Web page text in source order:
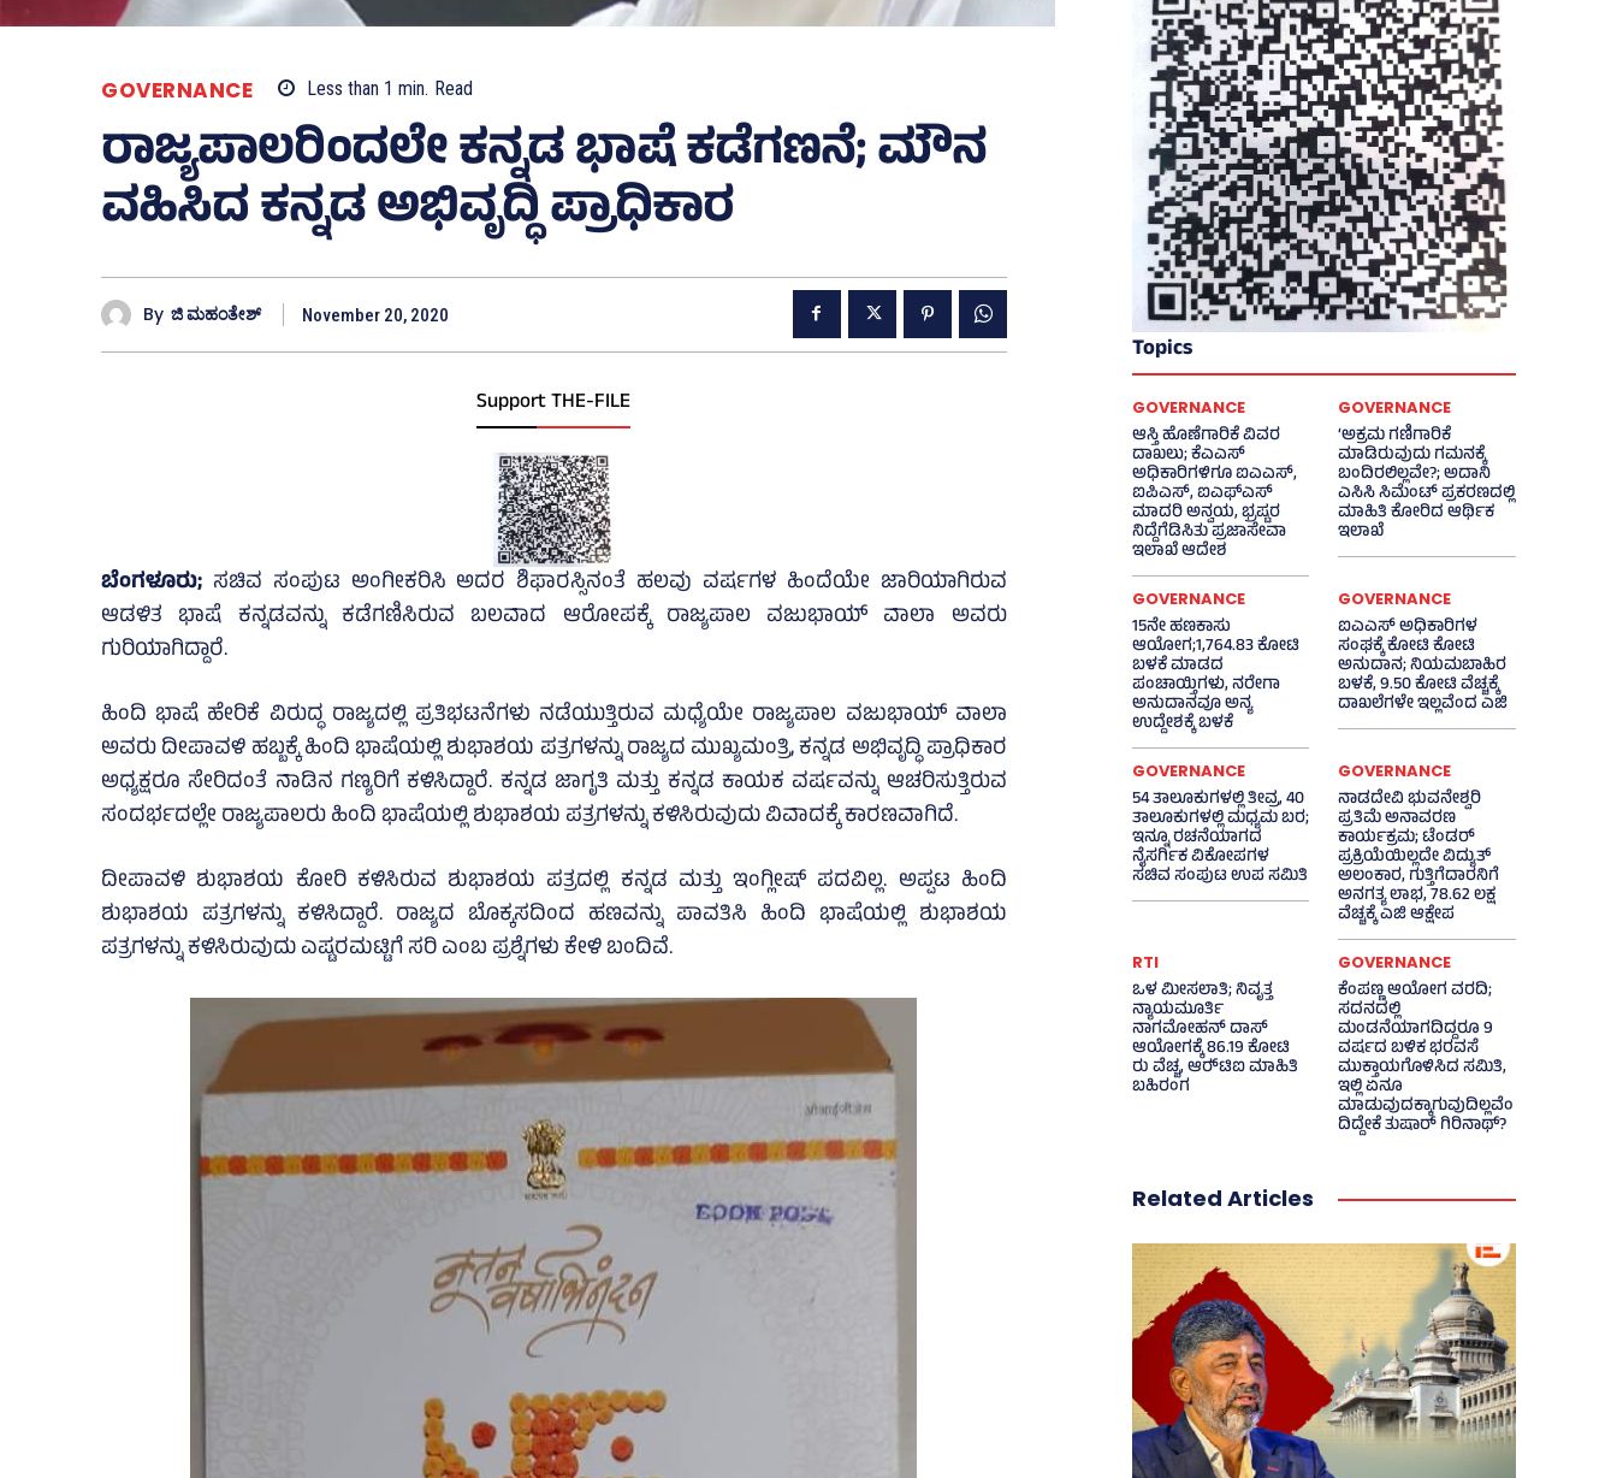
GOVERNANCE Less than 1 min. Read
ರಾಜ್ಯಪಾಲರಿಂದಲೇ ಕನ್ನಡ ಭಾಷೆ ಕಡೆಗಣನೆ; ಮೌನ
ವಹಿಸಿದ ಕನ್ನಡ ಅಭಿವೃದ್ಧಿ ಪ್ರಾಧಿಕಾರ
By ಜಿ ಮಹಂತೇಶ್ November 20, 2020
Support THE-FILE
ಬೆಂಗಳೂರು; ಸಚಿವ ಸಂಪುಟ ಅಂಗೀಕರಿಸಿ ಅದರ ಶಿಫಾರಸ್ಸಿನಂತೆ ಹಲವು ವರ್ಷಗಳ ಹಿಂದೆಯೇ ಜಾರಿಯಾಗಿರುವ
ಆಡಳಿತ ಭಾಷೆ ಕನ್ನಡವನ್ನು ಕಡೆಗಣಿಸಿರುವ ಬಲವಾದ ಆರೋಪಕ್ಕೆ ರಾಜ್ಯಪಾಲ ವಜುಭಾಯ್‌ ವಾಲಾ ಅವರು
ಗುರಿಯಾಗಿದ್ದಾರೆ.
ಹಿಂದಿ ಭಾಷೆ ಹೇರಿಕೆ ವಿರುದ್ಧ ರಾಜ್ಯದಲ್ಲಿ ಪ್ರತಿಭಟನೆಗಳು ನಡೆಯುತ್ತಿರುವ ಮಧ್ಯೆಯೇ ರಾಜ್ಯಪಾಲ ವಜುಭಾಯ್‌ ವಾಲಾ
ಅವರು ದೀಪಾವಳಿ ಹಬ್ಬಕ್ಕೆ ಹಿಂದಿ ಭಾಷೆಯಲ್ಲಿ ಶುಭಾಶಯ ಪತ್ರಗಳನ್ನು ರಾಜ್ಯದ ಮುಖ್ಯಮಂತ್ರಿ, ಕನ್ನಡ ಅಭಿವೃದ್ಧಿ ಪ್ರಾಧಿಕಾರ
ಅಧ್ಯಕ್ಷರೂ ಸೇರಿದಂತೆ ನಾಡಿನ ಗಣ್ಯರಿಗೆ ಕಳಿಸಿದ್ದಾರೆ. ಕನ್ನಡ ಜಾಗೃತಿ ಮತ್ತು ಕನ್ನಡ ಕಾಯಕ ವರ್ಷವನ್ನು ಆಚರಿಸುತ್ತಿರುವ
ಸಂದರ್ಭದಲ್ಲೇ ರಾಜ್ಯಪಾಲರು ಹಿಂದಿ ಭಾಷೆಯಲ್ಲಿ ಶುಭಾಶಯ ಪತ್ರಗಳನ್ನು ಕಳಿಸಿರುವುದು ವಿವಾದಕ್ಕೆ ಕಾರಣವಾಗಿದೆ.
ದೀಪಾವಳಿ ಶುಭಾಶಯ ಕೋರಿ ಕಳಿಸಿರುವ ಶುಭಾಶಯ ಪತ್ರದಲ್ಲಿ ಕನ್ನಡ ಮತ್ತು ಇಂಗ್ಲೀಷ್‌ ಪದವಿಲ್ಲ. ಅಪ್ಪಟ ಹಿಂದಿ
ಶುಭಾಶಯ ಪತ್ರಗಳನ್ನು ಕಳಿಸಿದ್ದಾರೆ. ರಾಜ್ಯದ ಬೊಕ್ಕಸದಿಂದ ಹಣವನ್ನು ಪಾವತಿಸಿ ಹಿಂದಿ ಭಾಷೆಯಲ್ಲಿ ಶುಭಾಶಯ
ಪತ್ರಗಳನ್ನು ಕಳಿಸಿರುವುದು ಎಷ್ಟರಮಟ್ಟಿಗೆ ಸರಿ ಎಂಬ ಪ್ರಶ್ನೆಗಳು ಕೇಳಿ ಬಂದಿವೆ.
Topics
GOVERNANCE
ಆಸ್ತಿ ಹೊಣೆಗಾರಿಕೆ ವಿವರ
ದಾಖಲು; ಕೆಎಎಸ್
ಅಧಿಕಾರಿಗಳಿಗೂ ಐಎಎಸ್‌,
ಐಪಿಎಸ್‌, ಐಎಫ್‌ಎಸ್‌
ಮಾದರಿ ಅನ್ವಯ, ಭ್ರಷ್ಟರ
ನಿದ್ದೆಗೆಡಿಸಿತು ಪ್ರಜಾಸೇವಾ
ಇಲಾಖೆ ಆದೇಶ
GOVERNANCE
‘ಅಕ್ರಮ ಗಣಿಗಾರಿಕೆ
ಮಾಡಿರುವುದು ಗಮನಕ್ಕೆ
ಬಂದಿರಲಿಲ್ಲವೇ?; ಅದಾನಿ
ಎಸಿಸಿ ಸಿಮೆಂಟ್ ಪ್ರಕರಣದಲ್ಲಿ
ಮಾಹಿತಿ ಕೋರಿದ ಆರ್ಥಿಕ
ಇಲಾಖೆ
GOVERNANCE
15ನೇ ಹಣಕಾಸು
ಆಯೋಗ;1,764.83 ಕೋಟಿ
ಬಳಕೆ ಮಾಡದ
ಪಂಚಾಯ್ತಿಗಳು, ನರೇಗಾ
ಅನುದಾನವೂ ಅನ್ಯ
ಉದ್ದೇಶಕ್ಕೆ ಬಳಕೆ
GOVERNANCE
ಐಎಎಸ್‌ ಅಧಿಕಾರಿಗಳ
ಸಂಘಕ್ಕೆ ಕೋಟಿ ಕೋಟಿ
ಅನುದಾನ; ನಿಯಮಬಾಹಿರ
ಬಳಕೆ, 9.50 ಕೋಟಿ ವೆಚ್ಚಕ್ಕೆ
ದಾಖಲೆಗಳೇ ಇಲ್ಲವೆಂದ ಎಜಿ
GOVERNANCE
54 ತಾಲೂಕುಗಳಲ್ಲಿ ತೀವ್ರ, 40
ತಾಲೂಕುಗಳಲ್ಲಿ ಮಧ್ಯಮ ಬರ;
ಇನ್ನೂ ರಚನೆಯಾಗದ
ನೈಸರ್ಗಿಕ ವಿಕೋಪಗಳ
ಸಚಿವ ಸಂಪುಟ ಉಪ ಸಮಿತಿ
GOVERNANCE
ನಾಡದೇವಿ ಭುವನೇಶ್ವರಿ
ಪ್ರತಿಮೆ ಅನಾವರಣ
ಕಾರ್ಯಕ್ರಮ; ಟೆಂಡರ್
ಪ್ರಕ್ರಿಯೆಯಿಲ್ಲದೇ ವಿದ್ಯುತ್‌
ಅಲಂಕಾರ, ಗುತ್ತಿಗೆದಾರನಿಗೆ
ಅನಗತ್ಯ ಲಾಭ, 78.62 ಲಕ್ಷ
ವೆಚ್ಚಕ್ಕೆ ಎಜಿ ಆಕ್ಷೇಪ
RTI
ಒಳ ಮೀಸಲಾತಿ; ನಿವೃತ್ತ
ನ್ಯಾಯಮೂರ್ತಿ
ನಾಗಮೋಹನ್ ದಾಸ್
ಆಯೋಗಕ್ಕೆ 86.19 ಕೋಟಿ
ರು ವೆಚ್ಚ, ಆರ್‍‌ಟಿಐ ಮಾಹಿತಿ
ಬಹಿರಂಗ
GOVERNANCE
ಕೆಂಪಣ್ಣ ಆಯೋಗ ವರದಿ;
ಸದನದಲ್ಲಿ
ಮಂಡನೆಯಾಗದಿದ್ದರೂ 9
ವರ್ಷದ ಬಳಿಕ ಭರವಸೆ
ಮುಕ್ತಾಯಗೊಳಿಸಿದ ಸಮಿತಿ,
ಇಲ್ಲಿ ಏನೂ
ಮಾಡುವುದಕ್ಕಾಗುವುದಿಲ್ಲವೆಂ
ದಿದ್ದೇಕೆ ತುಷಾರ್ ಗಿರಿನಾಥ್?
Related Articles